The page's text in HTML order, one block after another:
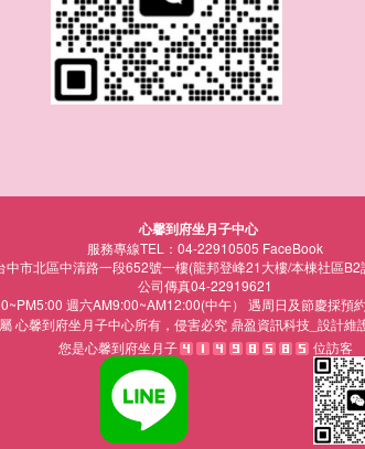
心馨到府坐月子中心
服務專線TEL：04-22910505 FaceBook
中市北區中清路一段652號一樓(龍邦登峰21大樓/本棟社區B2
公司傳真04-22919621
週六AM9:00~AM12:00(中午） 遇周日及節慶採預
心馨到府坐月子中心所有，侵害必究 鼎盈資訊科技_設計維
您是心馨到府坐月子
位訪客